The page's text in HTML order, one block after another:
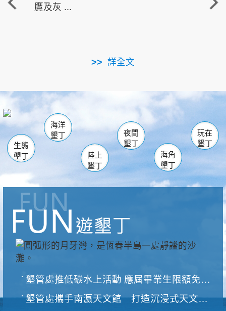
鷹及灰 ...
詳全文
走進
南仁湖
海生館
恆春 佳樂水
龍鑾潭自然中心 森林遊樂區
瓊麻館
關山 墾管處遊客中心
社頂公園 風吹沙
船帆石
白砂 龍磐公園
香蕉灣
砂島
鵝鑾鼻
生態
墾丁
海洋
墾丁
陸上
墾丁
夜間
墾丁
海角
墾丁
玩在
墾丁
墾管處推低碳水上活動 應屆畢業生限額免費參加
墾管處攜手南瀛天文館 打造沉浸式天文探索營隊